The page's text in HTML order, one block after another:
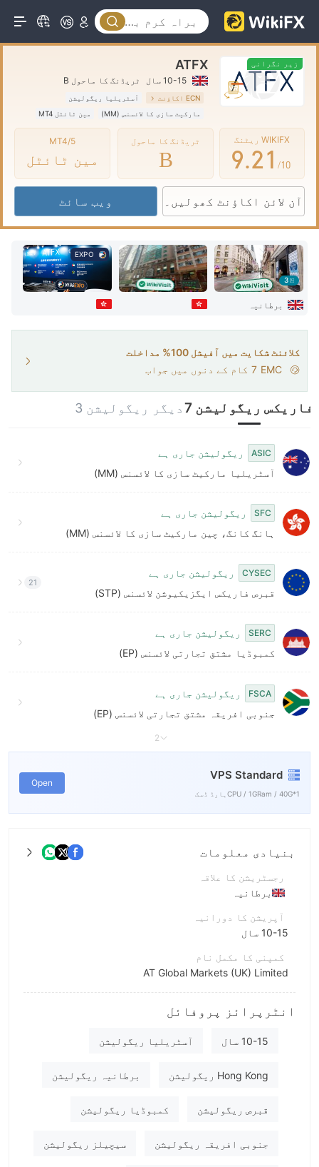
زیر نگرانی ATFX
10-15 سال ٹریڈنگ کا ماحول B
ECN اکاؤنٹ
آسٹریلیا ریگولیشن
مارکیٹ سازی کا لائسنس (MM)
مین ٹائٹل MT4
علاقائی بروکر
WIKIFX ریٹنگ
4
5
6
7
8
9.
1
2
3
4
5
6
7
8
9
0
1
2
3
4
5
6
7
8
9
/10
ٹریڈنگ کا ماحول
B
MT4/5
مین ٹائٹل
آن لائن اکاؤنٹ کھولیں۔ ویب سائٹ
3
برطانیہ
EXPO
کلائنٹ شکایت میں آفیشل 100% مداخلت
EMC
7 کام کے دنوں میں جواب
فاریکس ریگولیشن 7 دیگر ریگولیشن 3
ASIC
ریگولیشن جاری ہے
آسٹریلیا مارکیٹ سازی کا لائسنس (MM)
SFC
ریگولیشن جاری ہے
ہانگ کانگ، چین مارکیٹ سازی کا لائسنس (MM)
CYSEC
ریگولیشن جاری ہے
قبرص فاریکس ایگزیکیوشن لائسنس (STP)
21
SERC
ریگولیشن جاری ہے
کمبوڈیا مشتق تجارتی لائسنس (EP)
FSCA
ریگولیشن جاری ہے
جنوبی افریقہ مشتق تجارتی لائسنس (EP)
2
VPS Standard
1*CPU / 1GRam / 40Gہارڈ ڈسک
Open
بنیادی معلومات
رجسٹریشن کا علاقہ
برطانیہ
آپریشن کا دورانیہ
10-15 سال
کمپنی کا مکمل نام
AT Global Markets (UK) Limited
مختصر نام
ATFX
انٹرپرائز ملازم
انٹرپرائز پروفائل
10-15 سال آسٹریلیا ریگولیشن
Hong Kong ریگولیشن برطانیہ ریگولیشن
قبرص ریگولیشن کمبوڈیا ریگولیشن
جنوبی افریقہ ریگولیشن سیچیلز ریگولیشن